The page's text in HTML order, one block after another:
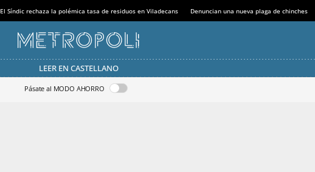
El Síndic rechaza la polémica tasa de residuos en Viladecans Denuncian una nueva plaga de chinches
LEER EN CASTELLANO
Pásate al MODO AHORRO